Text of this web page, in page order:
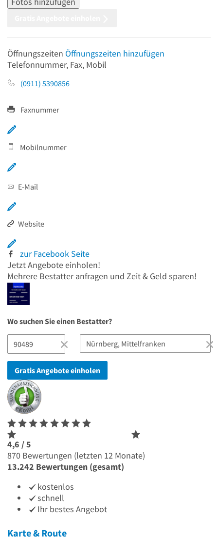
Öffnungszeiten Öffnungszeiten hinzufügen
Telefonnummer, Fax, Mobil
(0911) 5390856
Faxnummer
Mobilnummer
E-Mail
Website
zur Facebook Seite
Jetzt Angebote einholen!
Mehrere Bestatter anfragen und Zeit & Geld sparen!
Wo suchen Sie einen Bestatter?
Gratis Angebote einholen
4,6 / 5
870 Bewertungen (letzten 12 Monate)
13.242 Bewertungen (gesamt)
kostenlos
schnell
Ihr bestes Angebot
Karte & Route